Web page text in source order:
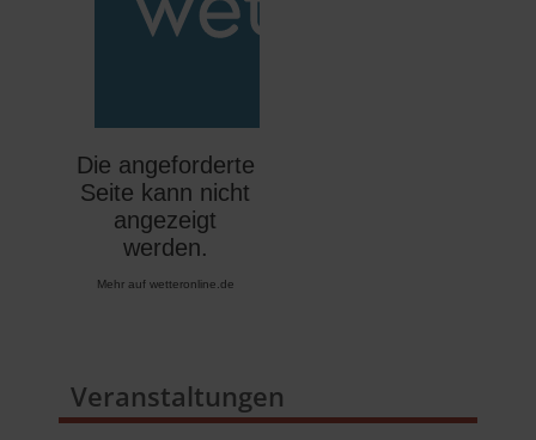
Mehr auf wetteronline.de
Veranstaltungen